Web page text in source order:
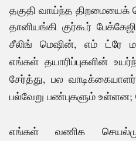
தகுதி வாய்ந்த திறமையைக்
தானியங்கி குர்கூர்
சீலிங் மெஷின், எம் ட்ரே
எங்கள் தயாரிப்புகளின்
சேர்த்து, பல
பல்வேறு பண்புகளும்
எங்கள் வணிக